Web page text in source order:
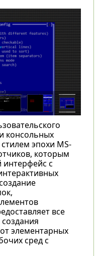
консольных
эпохи MS-
которым
интерфейс с
все
элементарных
сред с